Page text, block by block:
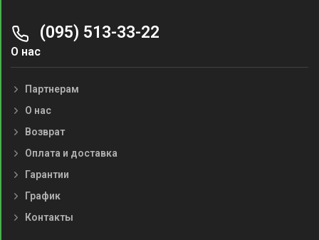
(095) 513-33-22
О нас
Партнерам
О нас
Возврат
Оплата и доставка
Гарантии
График
Контакты